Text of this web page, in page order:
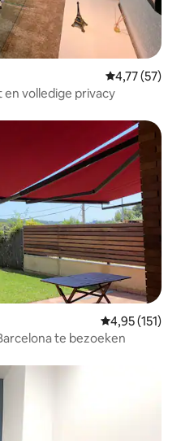
Gemiddelde
4,77 (57)
volledige privacy
Gemiddelde
4,95 (151)
te bezoeken